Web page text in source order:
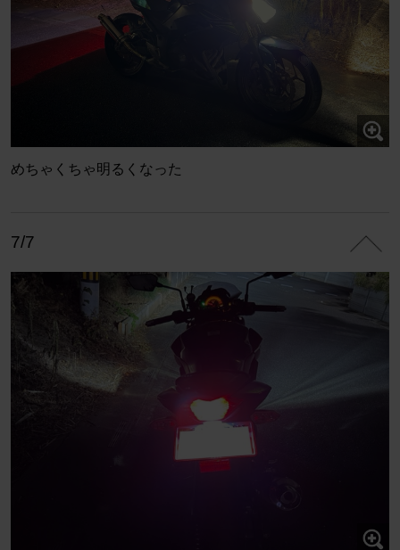
めちゃくちゃ明るくなった
7/7